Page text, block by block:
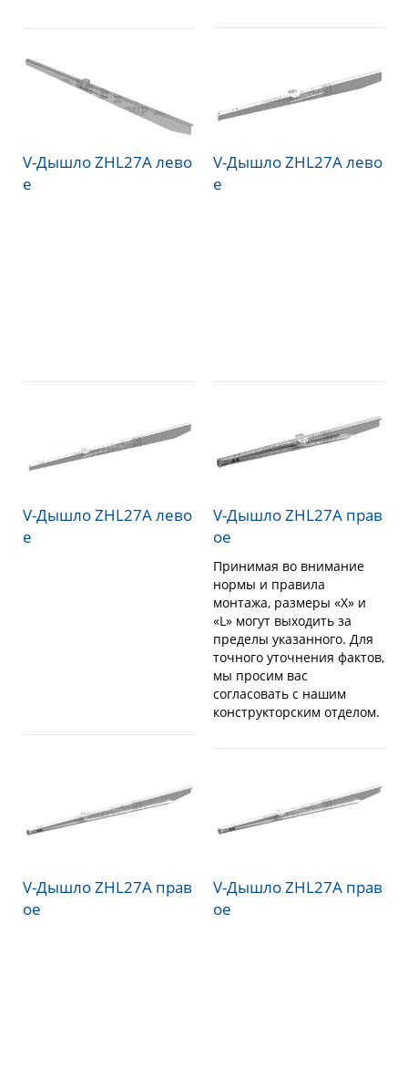
V-Дышло ZHL27A лево
е
V-Дышло ZHL27A лево
е
V-Дышло ZHL27A лево
е
V-Дышло ZHL27A прав
ое
Принимая во внимание
нормы и правила
монтажа, размеры «X» и
«L» могут выходить за
пределы указанного. Для
точного уточнения фактов,
мы просим вас
согласовать с нашим
конструкторским отделом.
V-Дышло ZHL27A прав
ое
V-Дышло ZHL27A прав
ое